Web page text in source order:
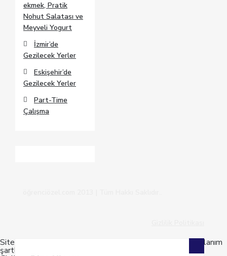
ekmek, Pratik
Nohut Salatası ve
Meyveli Yogurt
İzmir’de
Gezilecek Yerler
Eskişehir’de
Gezilecek Yerler
Part-Time
Çalışma
Sitemizi kullanarak mevzuata uygun çerez kullanımı ve kullanım
şartlarını kabul etmiş sayılırsınız.